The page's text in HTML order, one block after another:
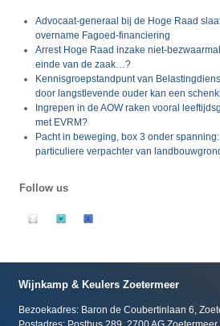
Advocaat-generaal bij de Hoge Raad
overname Fagoed-financiering
Arrest Hoge Raad inzake niet-
einde van de zaak…?
Kennisgroepstandpunt van
door langstlevende ouder kan een
Ingrepen in de AOW raken vooral
met EVRM?
Pacht in beweging, box 3 onder
particuliere verpachter van
Follow us
Wijnkamp & Keulers Zoetermeer
Bezoekadres: Baron de Coubertinlaan 6,